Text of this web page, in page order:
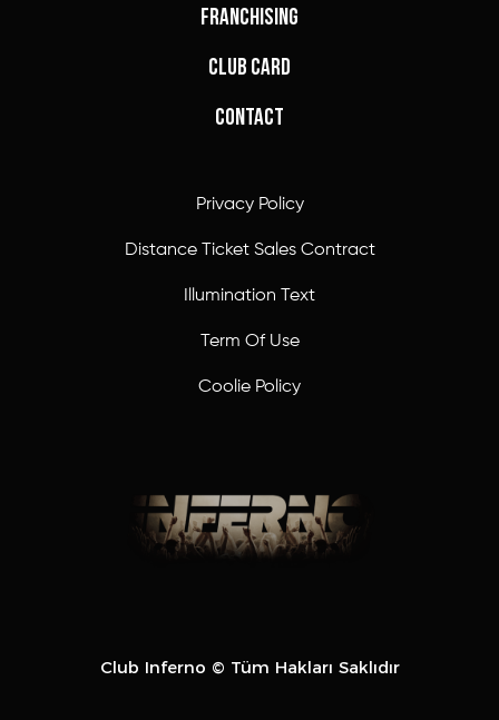
FRANCHISING
CLUB CARD
CONTACT
Privacy Policy
Distance Ticket Sales Contract
Illumination Text
Term Of Use
Coolie Policy
Club Inferno © Tüm Hakları Saklıdır